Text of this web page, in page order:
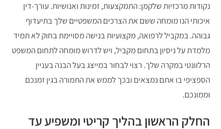
נקודות מרכזיות שלקמן: התמקצעות, זמינות ואנושיות. עורך-דין
איכותי הנו מומחה ששם את הצרכים המשפטיים שלך בתיעדוף
גבוהה. במקביל לרפואה, מקצועיות בנישה מסויימת בחוק לא תמיד
מלמדת על ניסיון בתחום מקביל, ויש לדרוש מומחה לתחום המשפט
הרלוונטי במקרה שלך. רצוי לבחור במייצג בעל הבנה בעניין
הספציפי בו אתם נמצאים ובכך לממש את התמורה בגין זמנכם
וממונכם.
החלק הראשון בהליך קריטי ומשפיע עד